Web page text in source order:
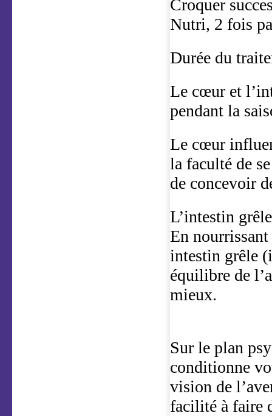
Croquer
Nutri, 2 fois
Durée du
Le cœur et
pendant la
Le cœur
la faculté de
de concevoir
L’intestin
En
intestin grêle
équilibre de
mieux.
Sur le plan
conditionne
vision de
facilité à faire